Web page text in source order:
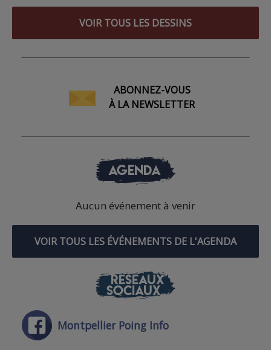
VOIR TOUS LES DESSINS
ABONNEZ-VOUS
À LA NEWSLETTER
AGENDA
Aucun événement à venir
VOIR TOUS LES ÉVÉNEMENTS DE L'AGENDA
RÉSEAUX
SOCIAUX
Montpellier Poing Info